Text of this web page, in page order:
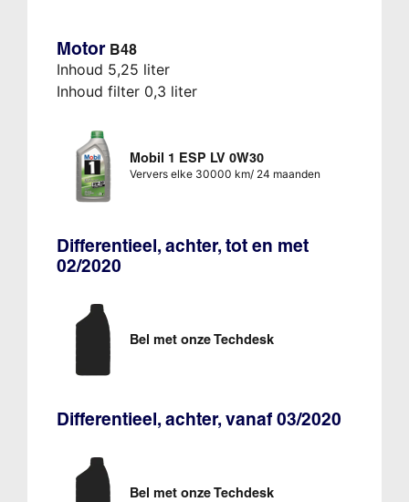
Motor B48
Inhoud 5,25 liter
Inhoud filter 0,3 liter
Mobil 1 ESP LV 0W30
Ververs elke 30000 km/ 24 maanden
Differentieel, achter, tot en met
02/2020
Bel met onze Techdesk
Differentieel, achter, vanaf 03/2020
Bel met onze Techdesk